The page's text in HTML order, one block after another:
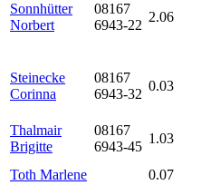
Sonnhütter
Norbert
08167
6943-22
2.06
Steinecke
Corinna
08167
6943-32
0.03
Thalmair
Brigitte
08167
6943-45
1.03
Toth Marlene
0.07